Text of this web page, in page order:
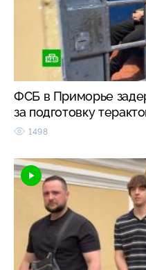
ФСБ в Приморье
за подготовку
1498